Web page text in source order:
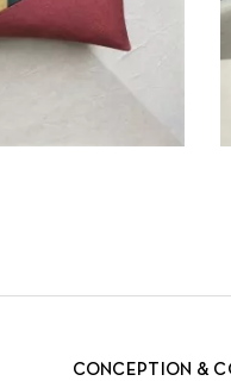
CONCEPTION &